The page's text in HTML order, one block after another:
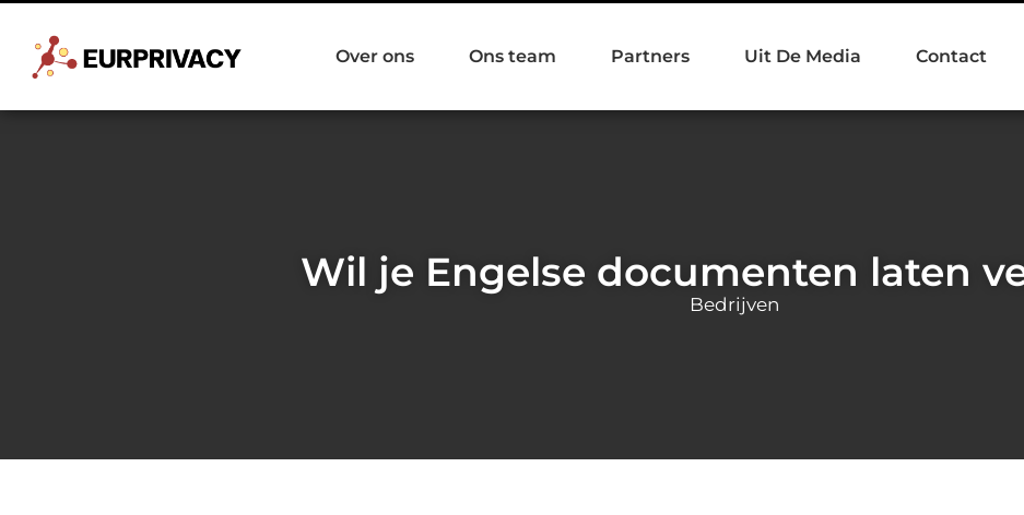
Over ons Ons team Partners Uit De Media Contact
Wil je Engelse documenten laten
Bedrijven